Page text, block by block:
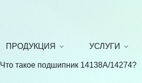
ПРОДУКЦИЯ УСЛУГИ
Что такое подшипник 14138A/14274?